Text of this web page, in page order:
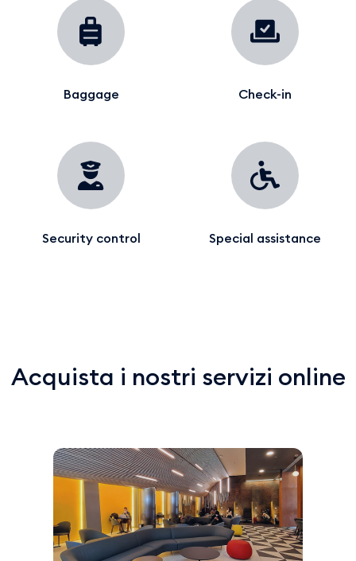
Baggage Check-in
Security control Special assistance
Acquista i nostri servizi online